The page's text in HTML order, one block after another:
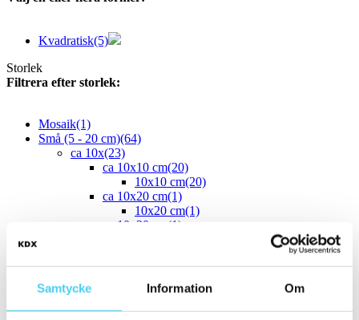
Samtycke Information Om
Kvadratisk(5)
Storlek
Filtrera efter storlek:
Mosaik(1)
Små (5 - 20 cm)(64)
ca 10x(23)
ca 10x10 cm(20)
10x10 cm(20)
ca 10x20 cm(1)
10x20 cm(1)
ca 10x30 cm
(1)
10x60 cm(1)
ca 15x
ca 15x15 cm(34)
15x15 cm(34)